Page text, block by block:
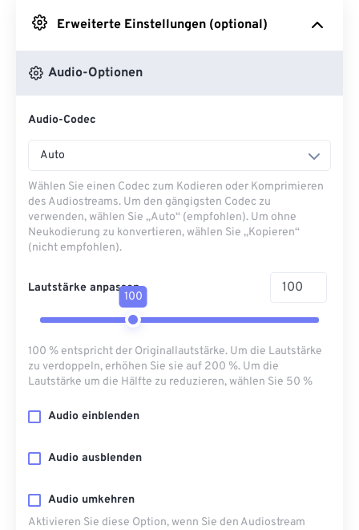
Erweiterte Einstellungen (optional)
Audio-Optionen
Audio-Codec
Auto
Wählen Sie einen Codec zum Kodieren oder Komprimieren
des Audiostreams. Um den gängigsten Codec zu
verwenden, wählen Sie „Auto“ (empfohlen). Um ohne
Neukodierung zu konvertieren, wählen Sie „Kopieren“
(nicht empfohlen).
Lautstärke anpassen
100
100 % entspricht der Originallautstärke. Um die Lautstärke
zu verdoppeln, erhöhen Sie sie auf 200 %. Um die
Lautstärke um die Hälfte zu reduzieren, wählen Sie 50 %
Audio einblenden
Audio ausblenden
Audio umkehren
Aktivieren Sie diese Option, wenn Sie den Audiostream